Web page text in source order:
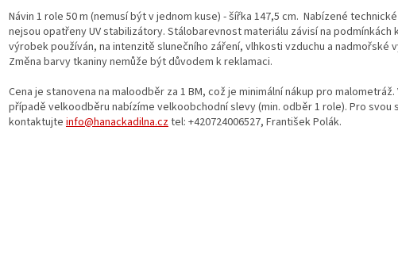
Návin 1 role 50 m (nemusí být v jednom kuse) - šířka 147,5 cm. Nabízené
nejsou opatřeny UV stabilizátory. Stálobarevnost materiálu závisí na podmínkách
výrobek používán, na intenzitě slunečního záření, vlhkosti vzduchu a nadmořské
Změna barvy tkaniny nemůže být důvodem k reklamaci.
Cena je stanovena na maloodběr za 1 BM, což je minimální nákup pro malometráž.
případě velkoodběru nabízíme velkoobchodní slevy (min. odběr 1 role). Pro svou
kontaktujte info@hanackadilna.cztel: +420724006527, František Polák.